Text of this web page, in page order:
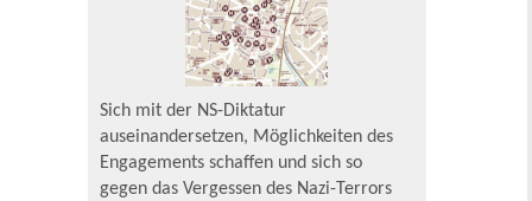
Sich mit der NS-Diktatur
auseinandersetzen, Möglichkeiten des
Engagements schaffen und sich so
gegen das Vergessen des Nazi-Terrors